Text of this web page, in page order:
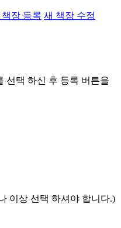
책장 등록 새 책장 수정
선택 하신 후 등록 버튼을
이상 선택 하셔야 합니다.)